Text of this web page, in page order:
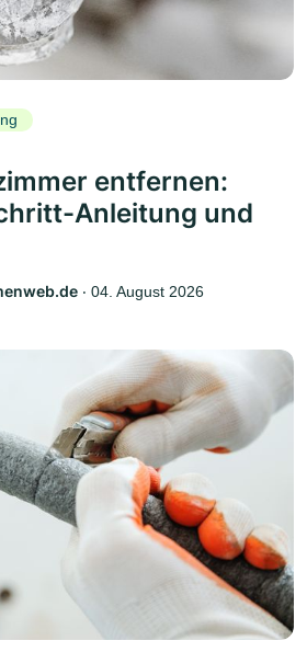
entfernen:
Anleitung und
‧ 04. August 2026